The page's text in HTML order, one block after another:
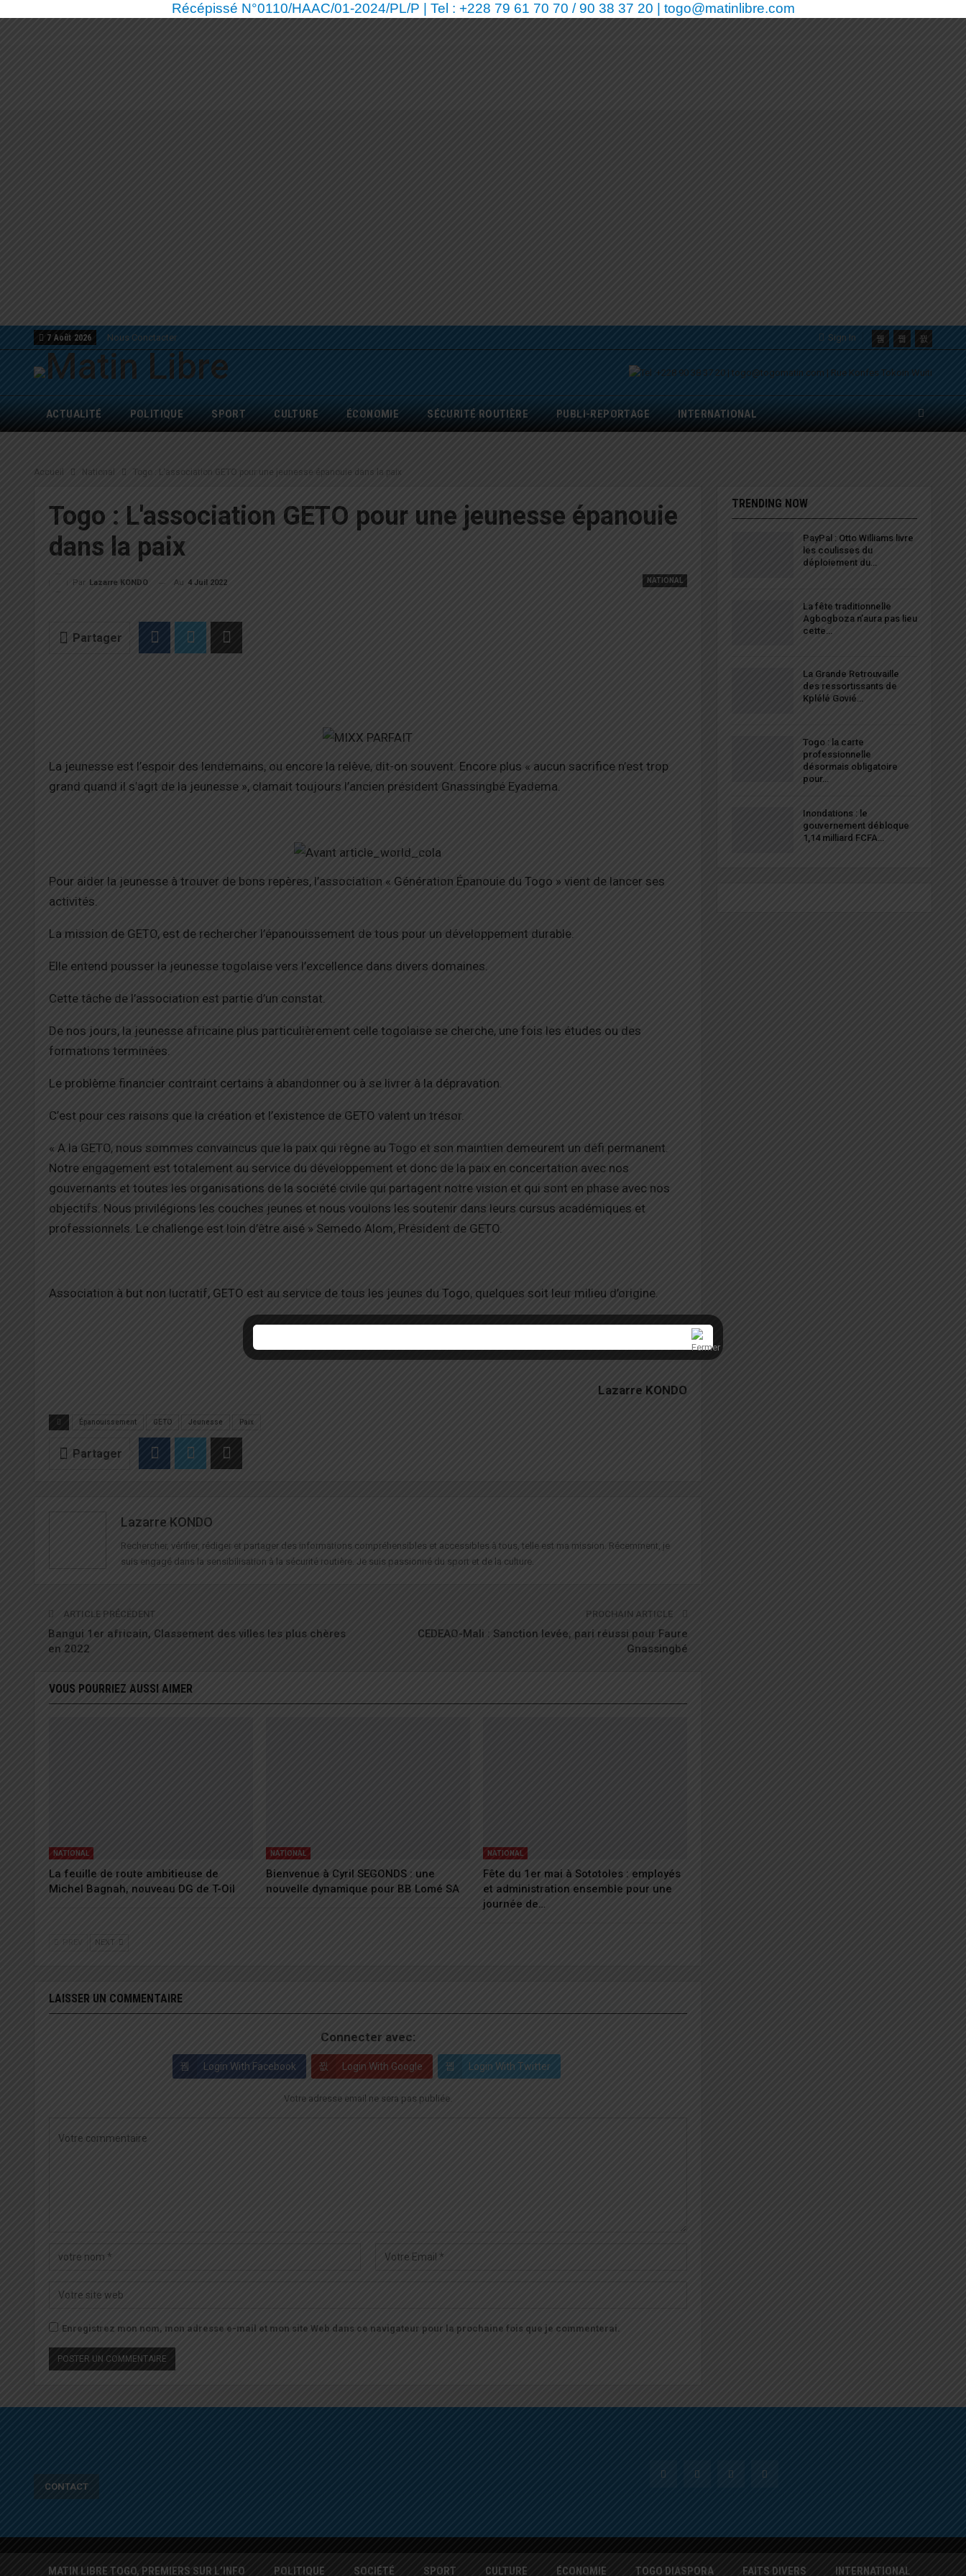
Récépissé N°0110/HAAC/01-2024/PL/P | Tel : +228 79 61 70 70 / 90 38 37 20 | togo@matinlibre.com
Sign In
7 Août 2026 Nous Conctacter
ACTUALITÉ POLITIQUE SPORT CULTURE ÉCONOMIE SÉCURITÉ ROUTIÈRE PUBLI-REPORTAGE INTERNATIONAL
Accueil National Togo : L'association GETO pour une jeunesse épanouie dans la paix
Togo : L'association GETO pour une jeunesse épanouie
dans la paix
NATIONAL
Par Lazarre KONDO Au 4 Juil 2022
Partager
La jeunesse est l’espoir des lendemains, ou encore la relève, dit-on souvent. Encore plus « aucun sacrifice n’est trop
grand quand il s’agit de la jeunesse », clamait toujours l’ancien président Gnassingbé Eyadema.
Pour aider la jeunesse à trouver de bons repères, l’association « Génération Épanouie du Togo » vient de lancer ses
activités.
La mission de GETO, est de rechercher l’épanouissement de tous pour un développement durable.
Elle entend pousser la jeunesse togolaise vers l’excellence dans divers domaines.
Cette tâche de l’association est partie d’un constat.
De nos jours, la jeunesse africaine plus particulièrement celle togolaise se cherche, une fois les études ou des
formations terminées.
Le problème financier contraint certains à abandonner ou à se livrer à la dépravation.
C’est pour ces raisons que la création et l’existence de GETO valent un trésor.
« A la GETO, nous sommes convaincus que la paix qui règne au Togo et son maintien demeurent un défi permanent.
Notre engagement est totalement au service du développement et donc de la paix en concertation avec nos
gouvernants et toutes les organisations de la société civile qui partagent notre vision et qui sont en phase avec nos
objectifs. Nous privilégions les couches jeunes et nous voulons les soutenir dans leurs cursus académiques et
professionnels. Le challenge est loin d’être aisé » Semedo Alom, Président de GETO.
Association à but non lucratif, GETO est au service de tous les jeunes du Togo, quelques soit leur milieu d’origine.
Lazarre KONDO
Épanouissement GETO Jeunesse Paix
Partager
Lazarre KONDO
Rechercher, vérifier, rédiger et partager des informations compréhensibles et accessibles à tous, telle est ma mission. Récemment, je
suis engagé dans la sensibilisation à la sécurité routière. Je suis passionné du sport et de la culture.
ARTICLE PRÉCÉDENT
Bangui 1er africain, Classement des villes les plus chères
en 2022
PROCHAIN ARTICLE
CEDEAO-Mali : Sanction levée, pari réussi pour Faure
Gnassingbé
VOUS POURRIEZ AUSSI AIMER
NATIONAL
La feuille de route ambitieuse de
Michel Bagnah, nouveau DG de T-Oil
NATIONAL
Bienvenue à Cyril SEGONDS : une
nouvelle dynamique pour BB Lomé SA
NATIONAL
Fête du 1er mai à Sototoles : employés
et administration ensemble pour une
journée de…
NEXT
LAISSER UN COMMENTAIRE
Connecter avec:
Login With Facebook Login With Google Login With Twitter
Votre adresse email ne sera pas publiée.
Enregistrez mon nom, mon adresse e-mail et mon site Web dans ce navigateur pour la prochaine fois que je commenterai.
TRENDING NOW
PayPal : Otto Williams livre
les coulisses du
déploiement du…
La fête traditionnelle
Agbogboza n’aura pas lieu
cette…
La Grande Retrouvaille
des ressortissants de
Kplélé Govié…
Togo : la carte
professionnelle
désormais obligatoire
pour…
Inondations : le
gouvernement débloque
1,14 milliard FCFA…
CONTACT
MATIN LIBRE TOGO, PREMIERS SUR L’INFO POLITIQUE SOCIÉTÉ SPORT CULTURE ÉCONOMIE TOGO DIASPORA FAITS DIVERS INTERNATIONAL